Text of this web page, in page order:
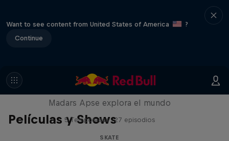
Want to see content from United States of America
?
Continue
Películas y Shows
Skate Tales
Madars Apse explora el mundo
5 Temporadas · 27 episodios
SKATE